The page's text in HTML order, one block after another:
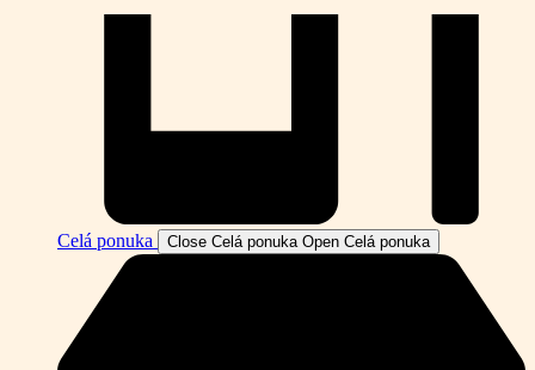
Celá ponuka Close Celá ponuka Open Celá ponuka